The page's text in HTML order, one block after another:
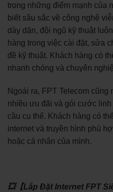
trong những điểm mạnh của
biết sâu sắc về công nghệ
dày dặn, đội ngũ kỹ thuật
hàng trong việc cài đặt, sửa
đề kỹ thuật. Khách hàng có
nhanh chóng và chuyên
Ngoài ra, FPT Telecom cũng
nhiều ưu đãi và gói cước
cầu cụ thể. Khách hàng có
internet và truyền hình phù
hoặc cá nhân của mình.
💥【Lắp Đặt Internet FPT